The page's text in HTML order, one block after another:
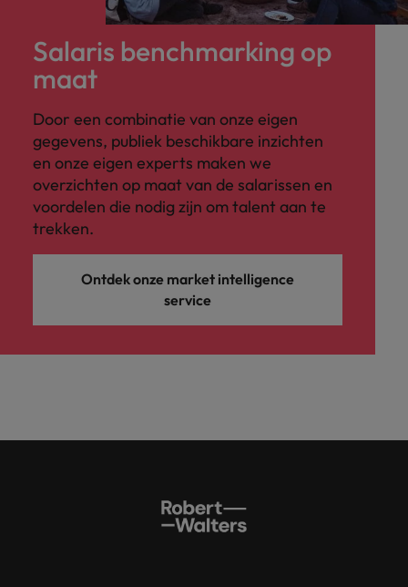
Salaris benchmarking op
maat
Door een combinatie van onze eigen
gegevens, publiek beschikbare inzichten
en onze eigen experts maken we
overzichten op maat van de salarissen en
voordelen die nodig zijn om talent aan te
trekken.
Ontdek onze market intelligence
service